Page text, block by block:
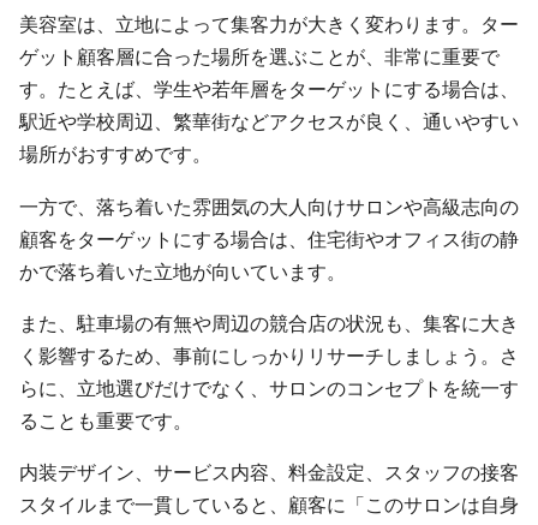
美容室は、立地によって集客力が大きく変わります。ター
ゲット顧客層に合った場所を選ぶことが、非常に重要で
す。たとえば、学生や若年層をターゲットにする場合は、
駅近や学校周辺、繁華街などアクセスが良く、通いやすい
場所がおすすめです。
一方で、落ち着いた雰囲気の大人向けサロンや高級志向の
顧客をターゲットにする場合は、住宅街やオフィス街の静
かで落ち着いた立地が向いています。
また、駐車場の有無や周辺の競合店の状況も、集客に大き
く影響するため、事前にしっかりリサーチしましょう。さ
らに、立地選びだけでなく、サロンのコンセプトを統一す
ることも重要です。
内装デザイン、サービス内容、料金設定、スタッフの接客
スタイルまで一貫していると、顧客に「このサロンは自身